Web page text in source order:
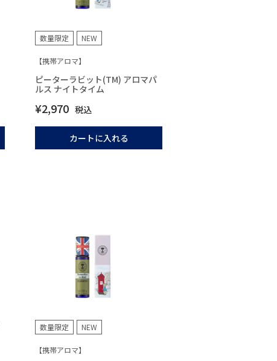
数量限定 NEW
【携帯アロマ】
ピーターラビット(TM) アロマパ
ルス ナイトタイム
¥2,970 税込
カートに入れる
数量限定 NEW
【携帯アロマ】